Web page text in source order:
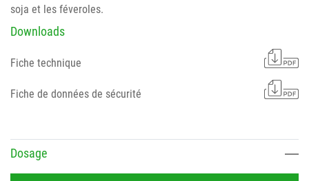
soja et les féveroles.
Downloads
Fiche technique
Fiche de données de sécurité
Dosage